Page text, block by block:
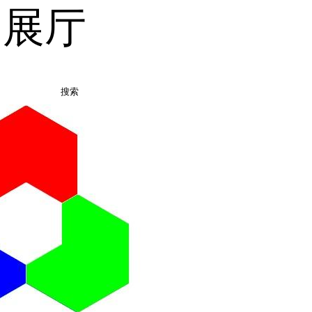
厅
搜索